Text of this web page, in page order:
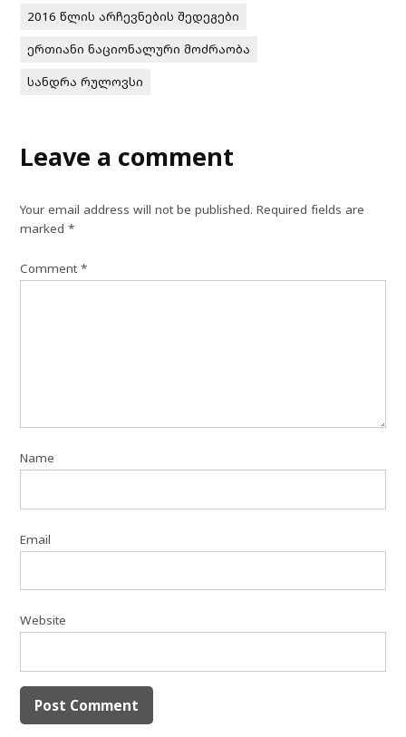
2016 წლის არჩევნების შედეგები
ერთიანი ნაციონალური მოძრაობა
სანდრა რულოვსი
Leave a comment
Your email address will not be published. Required fields are
marked*
Comment*
Name
Email
Website